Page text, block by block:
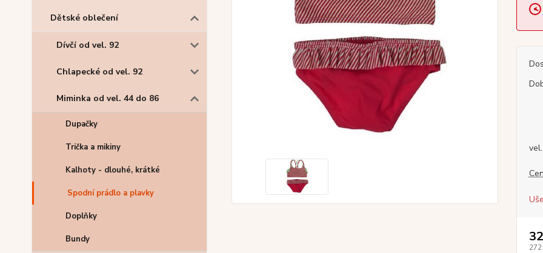
Dětské oblečení
Dívčí od vel. 92
Chlapecké od vel. 92
Miminka od vel. 44 do 86
Dupačky
Trička a mikiny
Kalhoty - dlouhé, krátké
Spodní prádlo a plavky
Doplňky
Bundy
272